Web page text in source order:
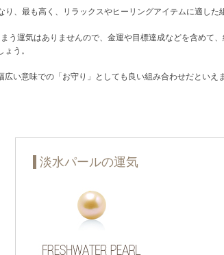
り、最も高く、リラックスやヒーリングアイテムに適した
う運気はありませんので、金運や目標達成などを含めて、
う。
広い意味での「お守り」としても良い組み合わせだといえま
淡水パールの運気